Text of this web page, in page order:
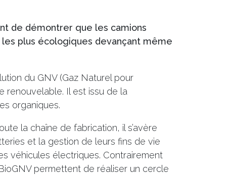
de démontrer que les camions
les plus écologiques devançant même
du GNV (Gaz Naturel pour
renouvelable. Il est issu de la
organiques.
la chaîne de fabrication, il s’avère
et la gestion de leurs fins de vie
véhicules électriques. Contrairement
permettent de réaliser un cercle